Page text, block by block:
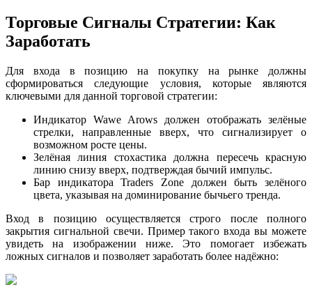
Торговые Сигналы Стратегии: Как
Заработать
Для входа в позицию на покупку на рынке должны
сформироваться следующие условия, которые являются
ключевыми для данной торговой стратегии:
Индикатор Wawe Arows должен отображать зелёные
стрелки, направленные вверх, что сигнализирует о
возможном росте цены.
Зелёная линия стохастика должна пересечь красную
линию снизу вверх, подтверждая бычий импульс.
Бар индикатора Traders Zone должен быть зелёного
цвета, указывая на доминирование бычьего тренда.
Вход в позицию осуществляется строго после полного
закрытия сигнальной свечи. Пример такого входа вы можете
увидеть на изображении ниже. Это помогает избежать
ложных сигналов и позволяет заработать более надёжно: